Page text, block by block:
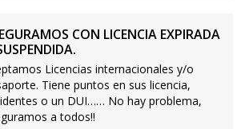
CON LICENCIA EXPIRADA
Licencias internacionales y/o
Tiene puntos en sus licencia,
o un DUI…… No hay problema,
a todos!!